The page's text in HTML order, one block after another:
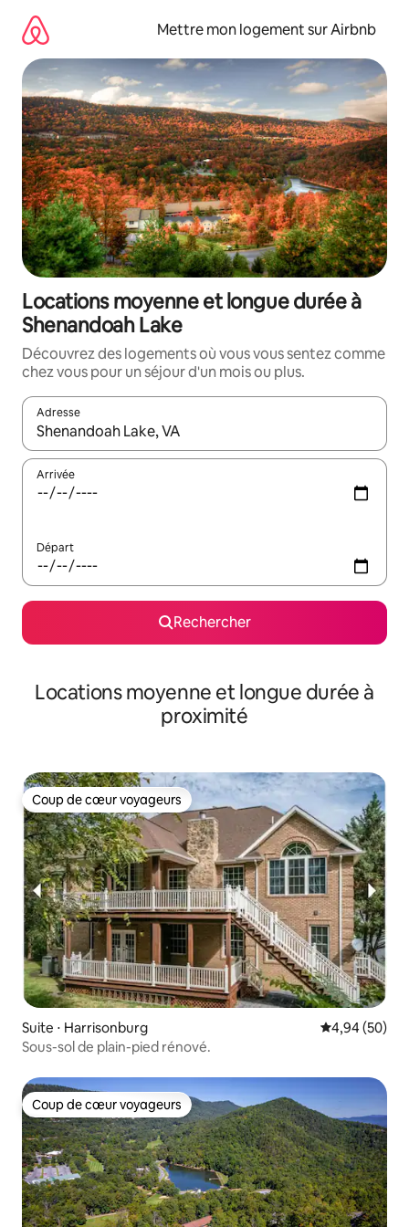
directement
contenu
Mettre mon logement sur Airbnb
Locations moyenne et longue durée à
Shenandoah Lake
Découvrez des logements où vous vous sentez comme
chez vous pour un séjour d'un mois ou plus.
Adresse
Lorsque les résultats s'affichent, utilisez les flèches vers le
Arrivée
Départ
Rechercher
Locations moyenne et longue durée à
proximité
Coup de cœur voyageurs
Coup de cœur voyageurs
Suite ⋅ Harrisonburg Évaluation
4,94 (50)
Sous-sol de plain-pied rénové.
Coup de cœur voyageurs
Coup de cœur voyageurs